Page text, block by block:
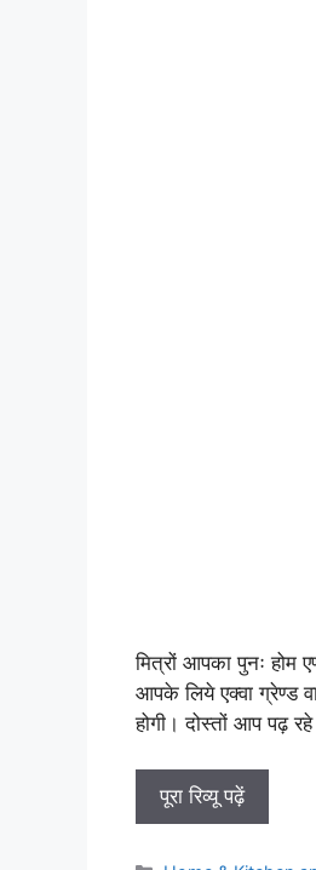
मित्रों आपका पुनः
आपके लिये एक्वा ग्रेण्ड
होगी। दोस्तों आप
पूरा रिव्यू पढ़ें